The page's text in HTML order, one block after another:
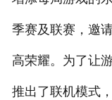
季赛及联赛，邀
高荣耀。为了让
推出了联机模式